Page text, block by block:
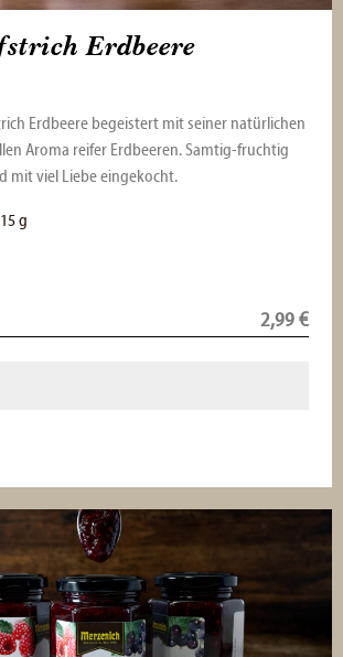
Erdbeere
Erdbeere begeistert mit seiner natürlichen
Aroma reifer Erdbeeren. Samtig-fruchtig
mit viel Liebe eingekocht.
g
2,99 €